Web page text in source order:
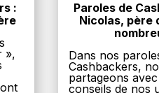
:
»,
Paroles de
Nicolas, père
Dans nos
Cashbackers,
partageons
conseils de nos